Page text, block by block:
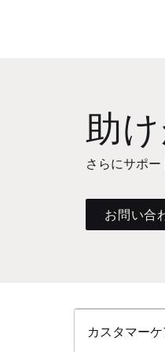
助
さらにサポー
お問い合
カスタマーケ